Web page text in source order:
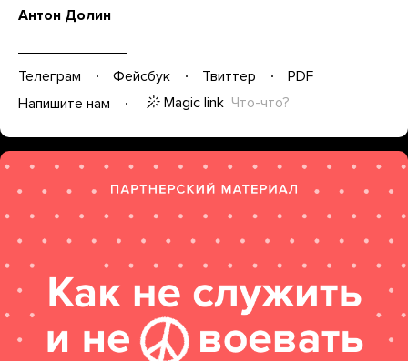
Антон Долин
Телеграм Фейсбук Твиттер
PDF
Напишите нам
Magic link Что-что?